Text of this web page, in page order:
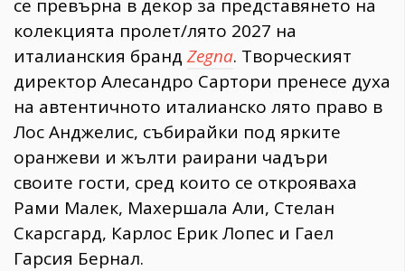
се превърна в декор за представянето на
колекцията пролет/лято 2027 на
италианския бранд Zegna. Творческият
директор Алесандро Сартори пренесе духа
на автентичното италианско лято право в
Лос Анджелис, събирайки под ярките
оранжеви и жълти раирани чадъри
своите гости, сред които се открояваха
Рами Малек, Махершала Али, Стелан
Скарсгард, Карлос Ерик Лопес и Гаел
Гарсия Бернал.